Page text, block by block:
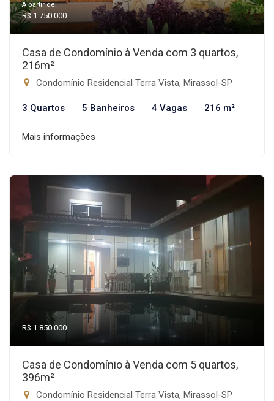
A partir de:
R$ 1.750.000
Casa de Condomínio à Venda com 3 quartos,
216m²
Condomínio Residencial Terra Vista, Mirassol-SP
3 Quartos 5 Banheiros 4 Vagas 216 m²
Mais informações
R$ 1.850.000
Casa de Condomínio à Venda com 5 quartos,
396m²
Condomínio Residencial Terra Vista, Mirassol-SP